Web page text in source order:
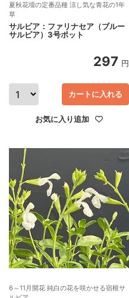
夏秋花壇の定番品種 涼し気な青花の1年
草
サルビア：ファリナセア（ブルー
サルビア）3号ポット
297 円
カートに入れる
お気に入り追加
6～11月開花 純白の花を咲かせる宿根サ